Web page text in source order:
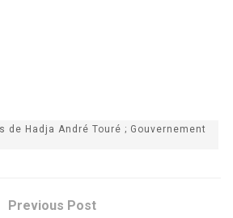
de Hadja André Touré ; Gouvernement
Previous Post